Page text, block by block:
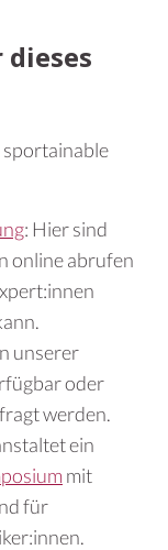
: Hier sind
online abrufen
unserer
oder
werden.
ein
mit
für